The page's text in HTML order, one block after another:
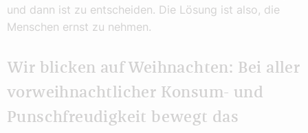
und dann ist zu entscheiden. Die Lösung ist also, die
Menschen ernst zu nehmen.
Wir blicken auf Weihnachten: Bei aller
vorweihnachtlicher Konsum- und
Punschfreudigkeit bewegt das